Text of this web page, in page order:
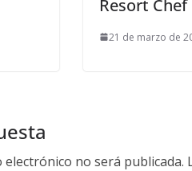
Resort Chef
21 de marzo de
no será publicada.